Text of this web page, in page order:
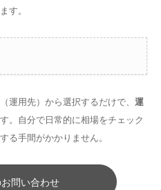
す。
（運用先）から選択するだけで、 運
。自分で日常的に相場をチェック
る手間がかかりません。
問い合わせ